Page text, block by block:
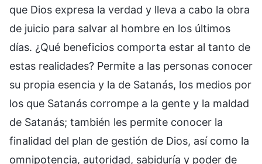
que Dios expresa la verdad y lleva a cabo la obra
de juicio para salvar al hombre en los últimos
días. ¿Qué beneficios comporta estar al tanto de
estas realidades? Permite a las personas conocer
su propia esencia y la de Satanás, los medios por
los que Satanás corrompe a la gente y la maldad
de Satanás; también les permite conocer la
finalidad del plan de gestión de Dios, así como la
omnipotencia, autoridad, sabiduría y poder de